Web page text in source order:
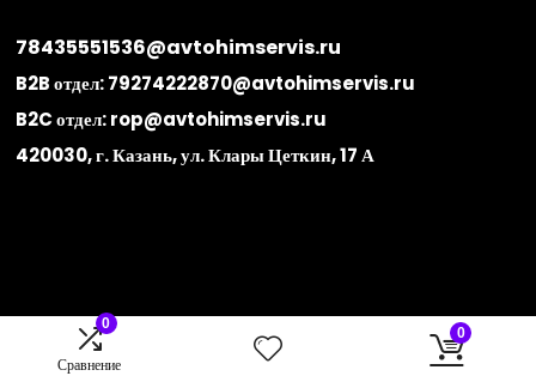
0
Сравнение
0
78435551536@avtohimservis.ru
B2B отдел:79274222870@avtohimservis.ru
B2C отдел:rop@avtohimservis.ru
420030, г. Казань, ул. Клары Цеткин, 17 А